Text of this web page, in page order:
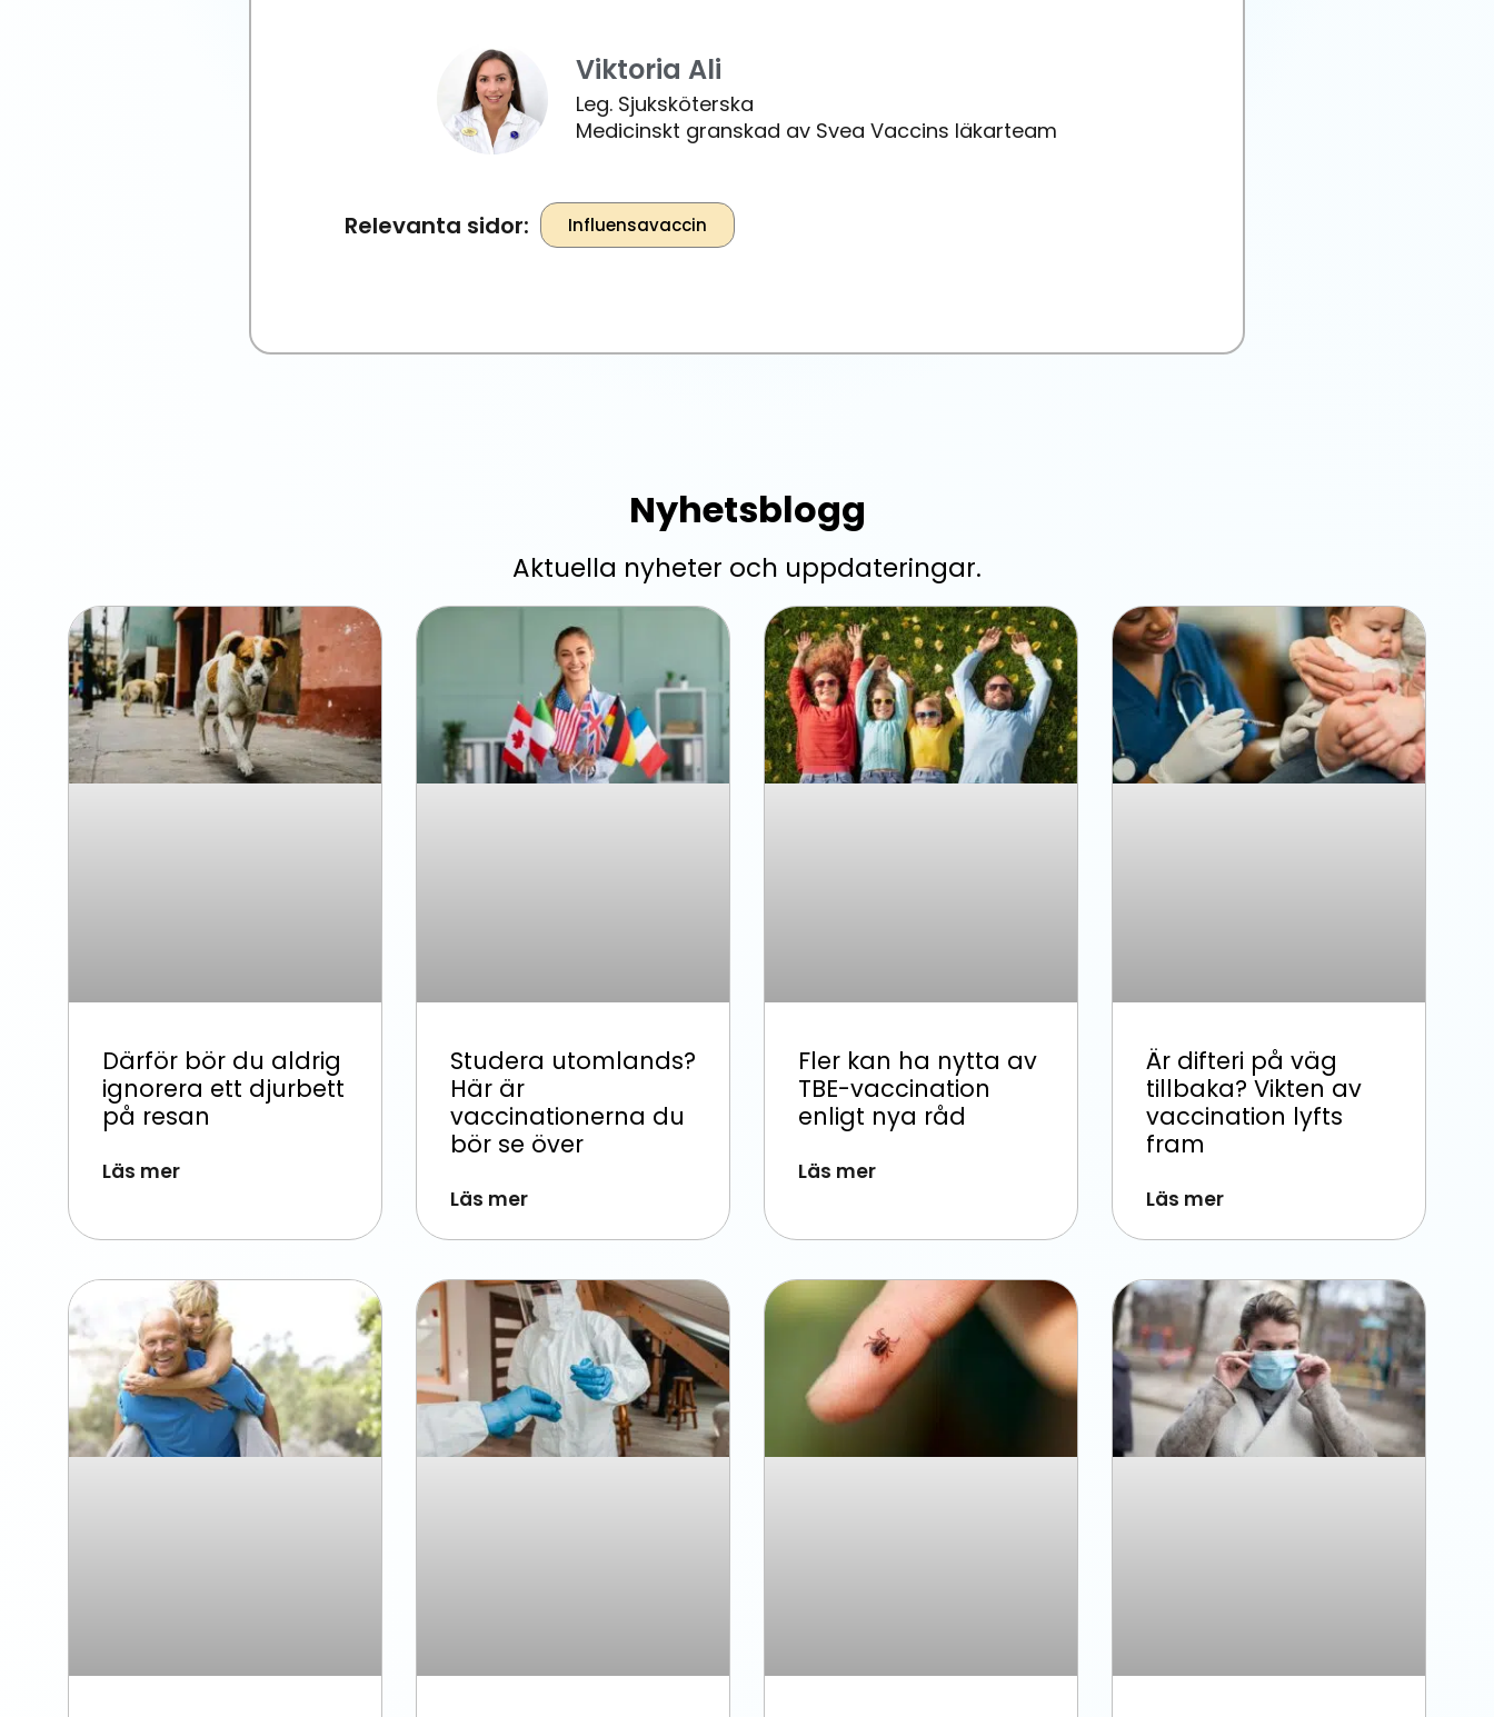
Viktoria Ali
Leg. Sjuksköterska
Medicinskt granskad av Svea Vaccins läkarteam
Relevanta sidor: Influensavaccin
Nyhetsblogg
Aktuella nyheter och uppdateringar.
Därför bör du aldrig
ignorera ett djurbett
på resan
Läs mer
Studera utomlands?
Här är
vaccinationerna du
bör se över
Läs mer
Fler kan ha nytta av
TBE-vaccination
enligt nya råd
Läs mer
Är difteri på väg
tillbaka? Vikten av
vaccination lyfts
fram
Läs mer